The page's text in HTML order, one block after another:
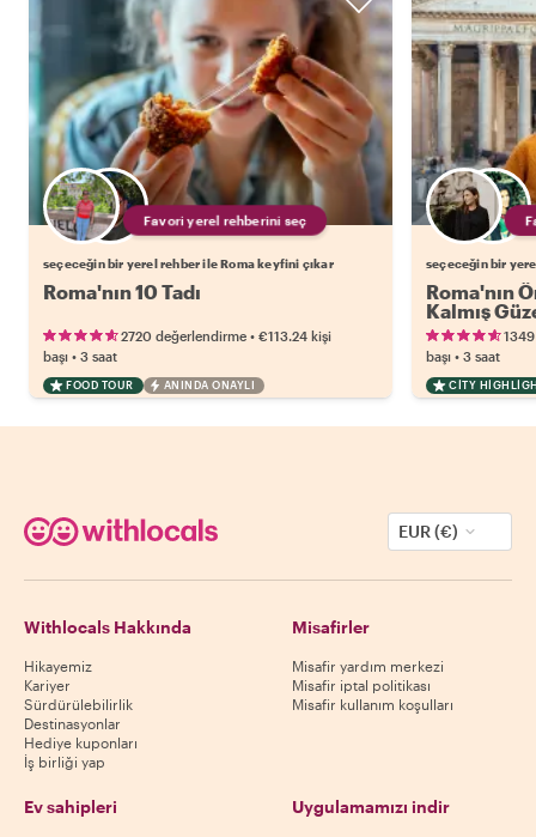
Favori yerel rehberini seç
seçeceğin bir yerel rehber ile Roma keyfini çıkar
Roma'nın 10 Tadı
2720 değerlendirme • €113.24 kişi
başı • 3 saat
FOOD TOUR ANINDA ONAYLI
seçeceğin bir
Roma'nın
Kalmış
Eşliğinde
başı • 3 saat
CITY
EUR (€)
Withlocals Hakkında
Hikayemiz
Kariyer
Sürdürülebilirlik
Destinasyonlar
Hediye kuponları
İş birliği yap
Misafirler
Misafir yardım merkezi
Misafir iptal politikası
Misafir kullanım koşulları
Ev sahipleri Uygulamamızı indir